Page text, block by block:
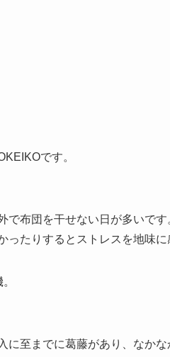
です。
で布団を干せない日が多いです
ったりするとストレスを地味に
に至までに葛藤があり、なか